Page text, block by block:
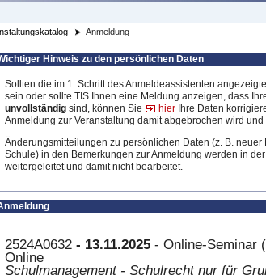
Anmeldung
Hinweis zu den persönlichen Daten
Sollten die im 1. Schritt des Anmeldeassistenten
sein oder sollte TIS Ihnen eine Meldung anzeigen, dass
unvollständigsind, können Sie hierIhre Daten
Anmeldung zur Veranstaltung damit abgebrochen wird
Änderungsmitteilungen zu persönlichen Daten (z. B.
Schule) in den Bemerkungen zur Anmeldung werden in
weitergeleitet und damit nicht bearbeitet.
2524A0632 - 13.11.2025 - Online-Seminar
Online
Schulmanagement - Schulrecht nur für